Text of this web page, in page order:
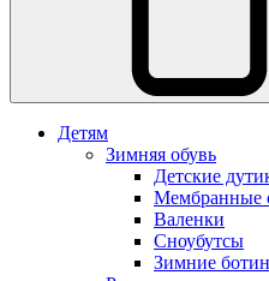
Детям
Зимняя обувь
Детские
Мембранные
Валенки
Сноубутсы
Зимние